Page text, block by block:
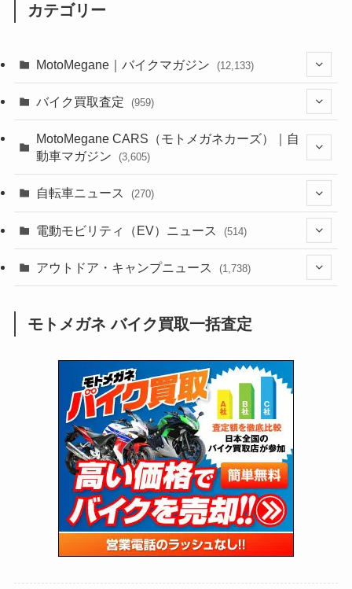
カテゴリー
MotoMegane｜バイクマガジン (12,133)
(44)
(638)
(118)
(60)
(31)
(51)
(34)
(5)
(12)
(63)
(109)
(252)
(38)
(24)
(16)
(25)
(24)
(47)
(15)
(5)
(249)
(64)
(16)
(62)
(4)
(6)
(17)
(5)
(306)
(6,956)
(2,473)
(249)
(1,226)
(12)
(131)
(38)
(131)
(167)
(85)
(21)
(61)
(171)
(98)
(13)
(60)
(274)
(171)
(38)
(47)
(59)
(66)
(16)
(141)
(255)
(204)
(1,141)
(166)
(23)
(33)
(34)
(35)
(41)
(415)
(16)
バイク買取査定 (959)
(352)
MotoMegane CARS（モトメガネカーズ）｜自
動車マガジン
(3,605)
(185)
(137)
(73)
(2,744)
(126)
(170)
自転車ニュース (270)
(54)
(211)
電動モビリティ（EV）ニュース (514)
(132)
(171)
(118)
(27)
アウトドア・キャンプニュース (1,738)
(1,605)
(147)
(13)
(19)
(12)
(16)
モトメガネ バイク買取一括査定